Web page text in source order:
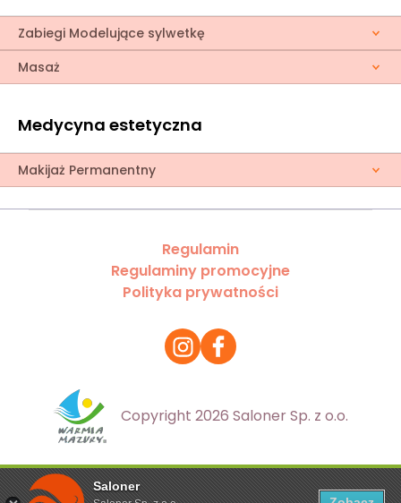
Saloner
Zabiegi Modelujące sylwetkę
Masaż
Medycyna estetyczna
Makijaż Permanentny
Ta strona korzysta z plików cookies. Aby dowiedzieć się
Regulamin
Regulaminy promocyjne
Polityka prywatności
Copyright 2026 Saloner Sp. z o.o.